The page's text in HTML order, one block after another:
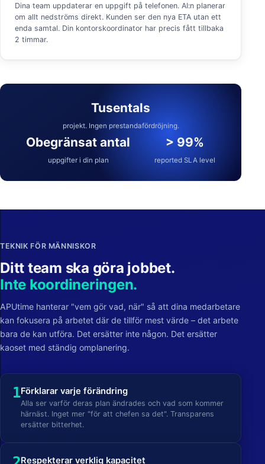
Dina team uppdaterar en uppgift på telefonen. AI:n planerar
om allt nedströms direkt. Kunden ser den nya ETA utan ett
enda samtal. Din kontorskoordinator har precis fått tillbaka
2 timmar.
Tusentals
projekt. Ingen prestandafördröjning.
Obegränsat antal
uppgifter i din plan
> 99%
reported SLA level
TEKNIK FÖR MÄNNISKOR
Ditt team ska göra jobbet.
Inte koordineringen.
APUtime hanterar "vem gör vad, när" så att dina medarbetare
kan fokusera på arbetet där de tillför mest värde – det arbete
bara de kan utföra. Det ersätter inte någon. Det ersätter
kaoset med ständig omplanering.
1Förklarar varje förändring
Alla ser varför deras plan ändrades och vad som kommer
härnäst. Inget mer "för att chefen sa det". Transparens
ersätter bitterhet.
Respekterar verklig kapacitet